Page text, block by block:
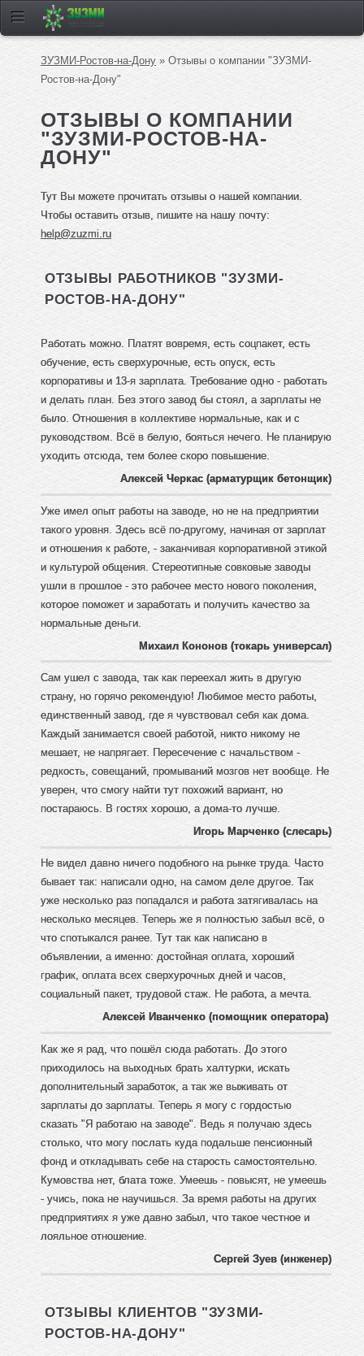
ЗУЗМИ-Ростов-на-Дону » Отзывы о компании "ЗУЗМИ-
Ростов-на-Дону"
ОТЗЫВЫ О КОМПАНИИ
"ЗУЗМИ-РОСТОВ-НА-
ДОНУ"
Тут Вы можете прочитать отзывы о нашей компании.
Чтобы оставить отзыв, пишите на нашу почту:
help@zuzmi.ru
ОТЗЫВЫ РАБОТНИКОВ "ЗУЗМИ-
РОСТОВ-НА-ДОНУ"
Работать можно. Платят вовремя, есть соцпакет, есть
обучение, есть сверхурочные, есть опуск, есть
корпоративы и 13-я зарплата. Требование одно - работать
и делать план. Без этого завод бы стоял, а зарплаты не
было. Отношения в коллективе нормальные, как и с
руководством. Всё в белую, бояться нечего. Не планирую
уходить отсюда, тем более скоро повышение.
Алексей Черкас (арматурщик бетонщик)
Уже имел опыт работы на заводе, но не на предприятии
такого уровня. Здесь всё по-другому, начиная от зарплат
и отношения к работе, - заканчивая корпоративной этикой
и культурой общения. Стереотипные совковые заводы
ушли в прошлое - это рабочее место нового поколения,
которое поможет и заработать и получить качество за
нормальные деньги.
Михаил Кононов (токарь универсал)
Сам ушел с завода, так как переехал жить в другую
страну, но горячо рекомендую! Любимое место работы,
единственный завод, где я чувствовал себя как дома.
Каждый занимается своей работой, никто никому не
мешает, не напрягает. Пересечение с начальством -
редкость, совещаний, промываний мозгов нет вообще. Не
уверен, что смогу найти тут похожий вариант, но
постараюсь. В гостях хорошо, а дома-то лучше.
Игорь Марченко (слесарь)
Не видел давно ничего подобного на рынке труда. Часто
бывает так: написали одно, на самом деле другое. Так
уже несколько раз попадался и работа затягивалась на
несколько месяцев. Теперь же я полностью забыл всё, о
что спотыкался ранее. Тут так как написано в
объявлении, а именно: достойная оплата, хороший
график, оплата всех сверхурочных дней и часов,
социальный пакет, трудовой стаж. Не работа, а мечта.
Алексей Иванченко (помощник оператора)
Как же я рад, что пошёл сюда работать. До этого
приходилось на выходных брать халтурки, искать
дополнительный заработок, а так же выживать от
зарплаты до зарплаты. Теперь я могу с гордостью
сказать "Я работаю на заводе". Ведь я получаю здесь
столько, что могу послать куда подальше пенсионный
фонд и откладывать себе на старость самостоятельно.
Кумовства нет, блата тоже. Умеешь - повысят, не умеешь
- учись, пока не научишься. За время работы на других
предприятиях я уже давно забыл, что такое честное и
лояльное отношение.
Сергей Зуев (инженер)
ОТЗЫВЫ КЛИЕНТОВ "ЗУЗМИ-
РОСТОВ-НА-ДОНУ"